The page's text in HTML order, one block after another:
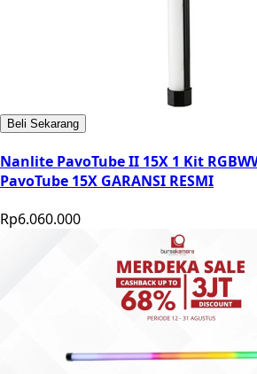
Beli Sekarang
Nanlite PavoTube II 15X 1 Kit
PavoTube 15X GARANSI RESMI
Rp6.060.000